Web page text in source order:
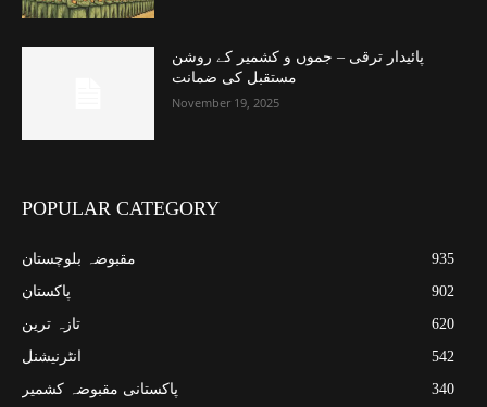
پائیدار ترقی – جموں و کشمیر کے روشن
مستقبل کی ضمانت
November 19, 2025
POPULAR CATEGORY
مقبوضہ بلوچستان
935
پاکستان
902
تازہ ترین
620
انٹرنیشنل
542
پاکستانی مقبوضہ کشمیر
340